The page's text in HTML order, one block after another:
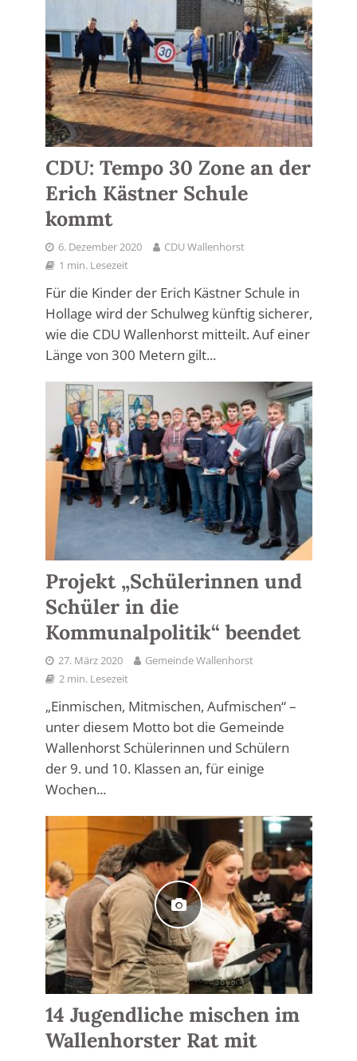
CDU: Tempo 30 Zone an der
Erich Kästner Schule
kommt
6. Dezember 2020
CDU Wallenhorst
1 min. Lesezeit
Für die Kinder der Erich Kästner Schule in
Hollage wird der Schulweg künftig sicherer,
wie die CDU Wallenhorst mitteilt. Auf einer
Länge von 300 Metern gilt...
Projekt „Schülerinnen und
Schüler in die
Kommunalpolitik“ beendet
27. März 2020
Gemeinde Wallenhorst
2 min. Lesezeit
„Einmischen, Mitmischen, Aufmischen“ –
unter diesem Motto bot die Gemeinde
Wallenhorst Schülerinnen und Schülern
der 9. und 10. Klassen an, für einige
Wochen...
14 Jugendliche mischen im
Wallenhorster Rat mit